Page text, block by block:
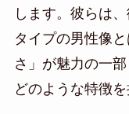
します。彼らは
タイプの男性像
さ」が魅力の一
どのような特徴を